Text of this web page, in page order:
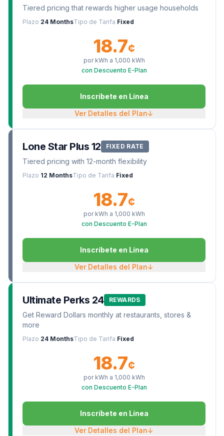
Tiered pricing that rewards higher usage households
Plazo 24 MonthsTipo de Tarifa Fixed
18.7¢
por kWh a 1,000 kWh
con Descuento E-Plan
Inscríbete en Línea
Ver Detalles del Plan↓
Lone Star Plus 12 FIXED RATE
Tiered pricing with 12-month flexibility
Plazo 12 MonthsTipo de Tarifa Fixed
18.7¢
por kWh a 1,000 kWh
con Descuento E-Plan
Inscríbete en Línea
Ver Detalles del Plan↓
Ultimate Perks 24 REWARDS
Get Reward Dollars monthly at restaurants, stores &
more
Plazo 24 MonthsTipo de Tarifa Fixed
18.7¢
por kWh a 1,000 kWh
con Descuento E-Plan
Inscríbete en Línea
Ver Detalles del Plan↓